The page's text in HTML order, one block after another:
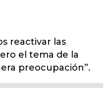
reactivar las
el tema de la
preocupación”.